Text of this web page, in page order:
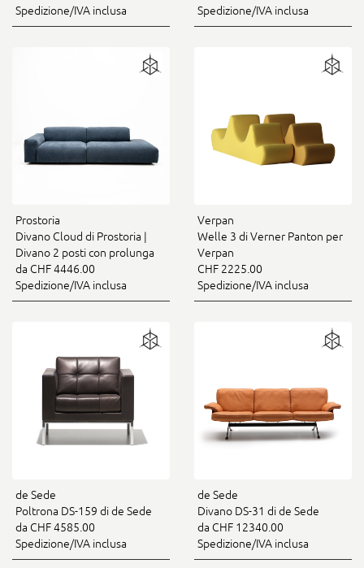
Spedizione/IVA inclusa
Spedizione/IVA inclusa
Prostoria
Divano Cloud di Prostoria |
Divano 2 posti con prolunga
da CHF 4446.00
Spedizione/IVA inclusa
Verpan
Welle 3 di Verner Panton per
Verpan
CHF 2225.00
Spedizione/IVA inclusa
de Sede
Poltrona DS-159 di de Sede
da CHF 4585.00
Spedizione/IVA inclusa
de Sede
Divano DS-31 di de Sede
da CHF 12340.00
Spedizione/IVA inclusa